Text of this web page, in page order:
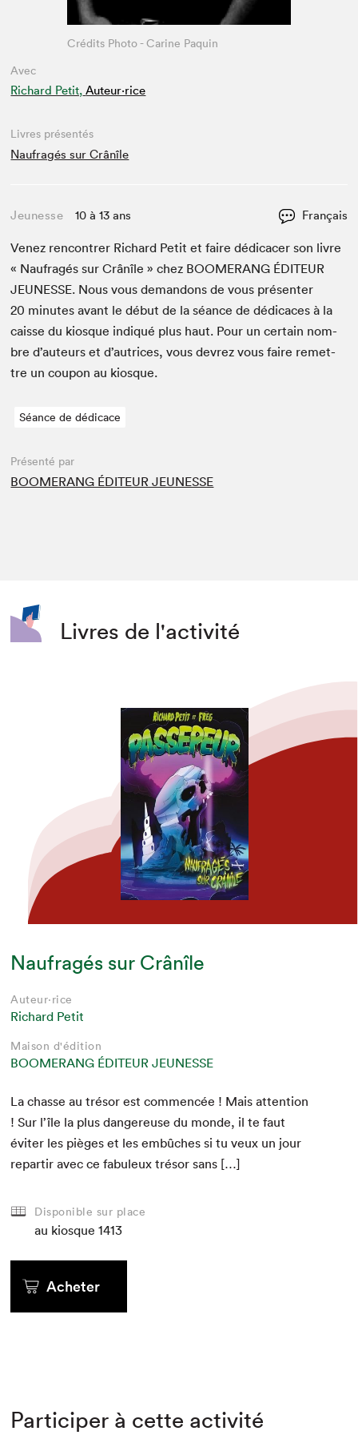
Avec
Richard Petit, Auteur·rice
Crédits Photo - Carine Paquin
Livres présentés
Naufragés sur Crânîle
Jeunesse 10 à 13 ans Français
Venez ren­con­tr­er Richard Petit et faire dédi­cac­er son livre
« Naufragés sur Crânîle » chez BOOMERANG ÉDI­TEUR
JEUNESSE. Nous vous deman­dons de vous présen­ter
20 min­utes avant le début de la séance de dédi­caces à la
caisse du kiosque indiqué plus haut. Pour un cer­tain nom­
bre d’auteurs et d’autrices, vous devrez vous faire remet­
tre un coupon au kiosque.
Séance de dédicace
Présenté par
BOOMERANG ÉDITEUR JEUNESSE
Livres de l'activité
Naufragés sur Crânîle
Auteur·rice
Richard Petit
Maison d'édition
BOOMERANG ÉDITEUR JEUNESSE
La chas­se au tré­sor est com­mencée ! Mais atten­tion
! Sur l’île la plus dan­gereuse du monde, il te faut
éviter les pièges et les embûch­es si tu veux un jour
repar­tir avec ce fab­uleux tré­sor sans […]
Disponible sur place
au kiosque 1413
Acheter
Participer à cette activité